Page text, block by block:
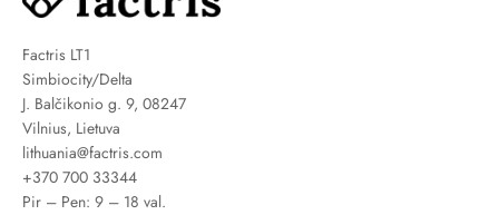
Factris LT1
Simbiocity/Delta
J. Balčikonio g. 9, 08247
Vilnius, Lietuva
lithuania@factris.com
+370 700 33344
Pir – Pen: 9 – 18 val.